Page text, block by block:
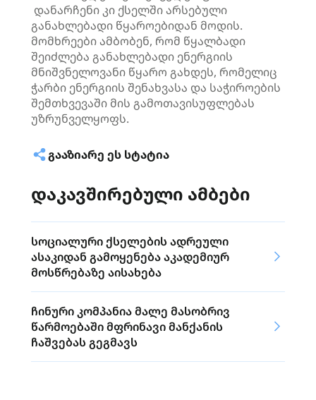
დანარჩენი კი ქსელში არსებული
განახლებადი წყაროებიდან მოდის.
მომხრეები ამბობენ, რომ წყალბადი
შეიძლება განახლებადი ენერგიის
მნიშვნელოვანი წყარო გახდეს, რომელიც
ჭარბი ენერგიის შენახვასა და საჭიროების
შემთხვევაში მის გამოთავისუფლებას
უზრუნველყოფს.
ᲒᲐᲐᲖᲘᲐᲠᲔ ᲔᲡ ᲡᲢᲐᲢᲘᲐ
დაკავშირებული ამბები
სოციალური ქსელების ადრეული
ასაკიდან გამოყენება აკადემიურ
მოსწრებაზე აისახება
ჩინური კომპანია მალე მასობრივ
წარმოებაში მფრინავი მანქანის
ჩაშვებას გეგმავს